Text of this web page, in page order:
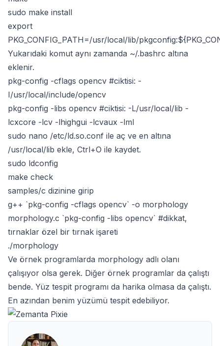
sudo make install
export
PKG_CONFIG_PATH=/usr/local/lib/
Yukarıdaki komut aynı zamanda ~/.bashrc altına
eklenir.
pkg-config -cflags opencv #ciktisi: -
I/usr/local/include/opencv
pkg-config -libs opencv #ciktisi: -L/usr/local/lib -
lcxcore -lcv -lhighgui -lcvaux -lml
sudo nano /etc/ld.so.conf ile aç ve en altına
/usr/local/lib ekle, Ctrl+O ile kaydet.
sudo ldconfig
make check
samples/c dizinine girip
g++ `pkg-config -cflags opencv` -o morphology
morphology.c `pkg-config -libs opencv` #dikkat,
tırnaklar özel bir tırnak işareti
./morphology
Ve örnek programlarda morphology adlı olanı
çalışıyor olsa gerek. Diğer örnek programlar da çalıştı
bende. Yüz tespit programı da harika olmasa da çalıştı.
En azından benim yüzümü tespit edebiliyor.